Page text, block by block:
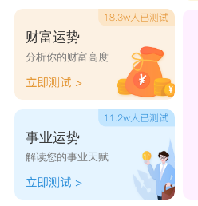
处女座的话，通常选用比
的心意较为合适。
白羊座
：学会体贴
白羊座天生性格比较
动，但不盲目。一般来说
有着一定的目标。今年白
白羊在上半年很容易就有
财富运势
分析你的财富高度
事业运势
解读您的事业天赋